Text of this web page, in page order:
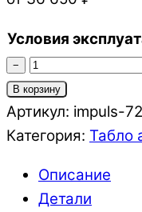
Условия
−
Количество
товара
Импульс-724-
D24x2-
S1
В корзину
Артикул: impuls-
Категория: Табло
Описание
Детали